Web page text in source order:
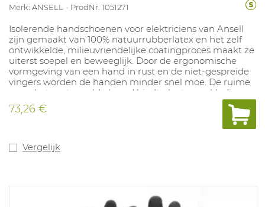
Merk: ANSELL ProdNr. 1051271
Isolerende handschoenen voor elektriciens van Ansell
zijn gemaakt van 100% natuurrubberlatex en het zelf
ontwikkelde, milieuvriendelijke coatingproces maakt ze
uiterst soepel en beweeglijk. Door de ergonomische
vormgeving van een hand in rust en de niet-gespreide
vingers worden de handen minder snel moe. De ruime
manchet met gerolde boord biedt plaats aan kleding
De gladde afwerking maakt het gemakkelijk om de
handschoenen aan en uit te trekken. Dikte 1mm, lengte
350mm. Maten: 8-11 Gecertificeerd voor bescherming
lage temperaturen (Categorie C). Klasse 0 Geel
73,26 €
Vergelijk